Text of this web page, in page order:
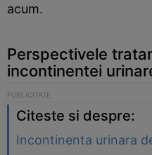
acum.
Perspectivele
incontinentei
Citeste si despre:
Incontinenta urinara